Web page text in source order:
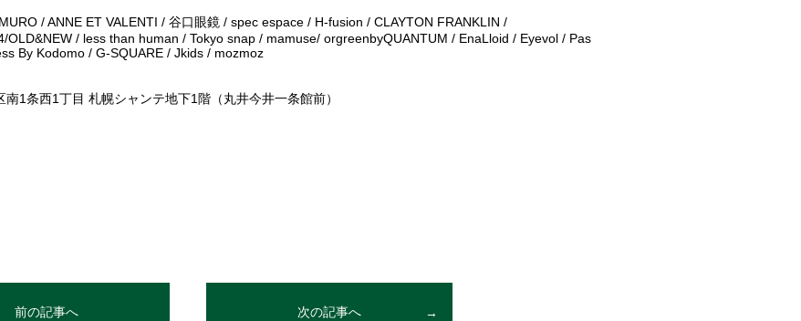
/ ANNE ET VALENTI / 谷口眼鏡 / spec espace / H-fusion / CLAYTON FRANKLIN /
OLD&NEW / less than human / Tokyo snap / mamuse/ orgreenbyQUANTUM / EnaLloid / Eyevol / Pas
By Kodomo / G-SQUARE / Jkids / mozmoz
1条西1丁目 札幌シャンテ地下1階（丸井今井一条館前）
前の記事へ 次の記事へ